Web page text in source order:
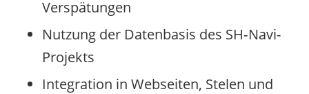
Verspätungen
Nutzung der Datenbasis des SH‑Navi-
Projekts
Integration in Webseiten, Stelen und